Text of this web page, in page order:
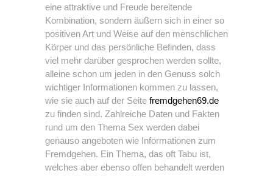
eine attraktive und Freude bereitende
Kombination, sondern äußern sich in einer so
positiven Art und Weise auf den menschlichen
Körper und das persönliche Befinden, dass
viel mehr darüber gesprochen werden sollte,
alleine schon um jeden in den Genuss solch
wichtiger Informationen kommen zu lassen,
wie sie auch auf der Seite fremdgehen69.de
zu finden sind. Zahlreiche Daten und Fakten
rund um den Thema Sex werden dabei
genauso angeboten wie Informationen zum
Fremdgehen. Ein Thema, das oft Tabu ist,
welches aber ebenso offen behandelt werden